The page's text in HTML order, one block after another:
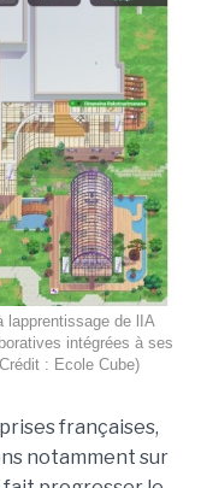
de lIA
intégrées à ses
: Ecole Cube)
françaises,
notamment sur